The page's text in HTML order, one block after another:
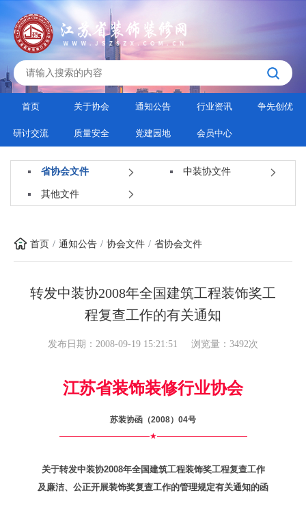
首页 关于协会 通知公告 行业资讯 争先创优
研讨交流 质量安全 党建园地 会员中心
省协会文件 中装协文件
其他文件
首页 通知公告 协会文件 省协会文件
转发中装协2008年全国建筑工程装饰奖工
程复查工作的有关通知
发布日期：2008-09-19 15:21:51 浏览量：3492次
江苏省装饰装修行业协会
苏装协函（2008） 04号
———————————★———————————
关于转发中装协2008年全国建筑工程装饰奖工程复查工作
及廉洁、公正开展装饰奖复查工作的管理规定有关通知的函